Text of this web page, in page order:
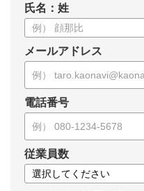
氏名：姓
メールアドレス
電話番号
従業員数